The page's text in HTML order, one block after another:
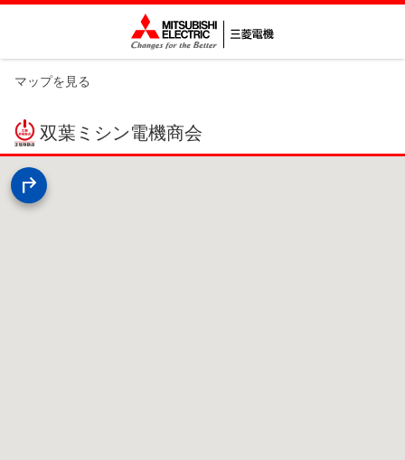
マップを見る
双葉ミシン電機商会